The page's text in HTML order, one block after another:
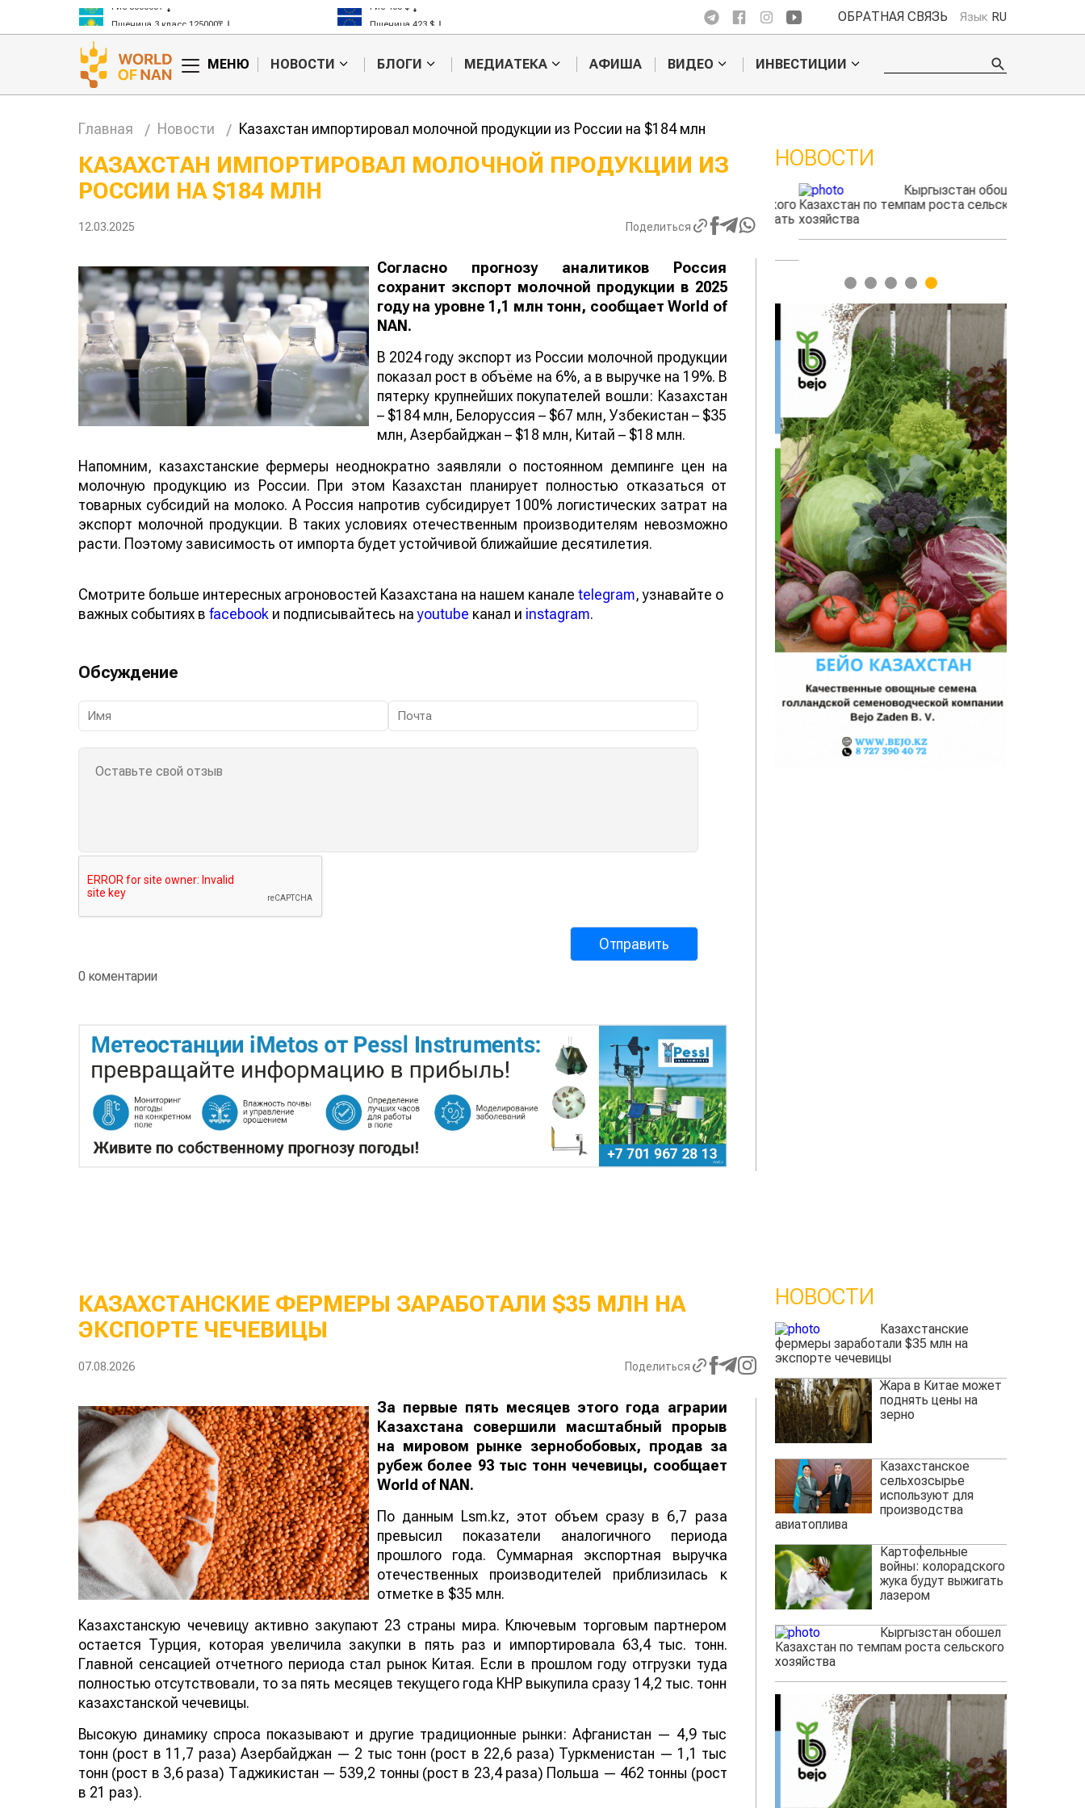
Пшеница 3 класс 125000₸
Пшеница 423 $
ОБРАТНАЯ СВЯЗЬ Язык RU
МЕНЮ НОВОСТИ БЛОГИ МЕДИАТЕКА АФИША ВИДЕО ИНВЕСТИЦИИ
Главная Новости Казахстан импортировал молочной продукции из России на $184 млн
КАЗАХСТАН ИМПОРТИРОВАЛ МОЛОЧНОЙ ПРОДУКЦИИ ИЗ
РОССИИ НА $184 МЛН
12.03.2025 Поделиться
Согласно прогнозу аналитиков Россия
сохранит экспорт молочной продукции в 2025
году на уровне 1,1 млн тонн, сообщаетWorld of
NAN.
В 2024 году экспорт из России молочной продукции
показал рост в объёме на 6%, а в выручке на 19%. В
пятерку крупнейших покупателей вошли: Казахстан
– $184 млн, Белоруссия – $67 млн, Узбекистан – $35
млн, Азербайджан – $18 млн, Китай – $18 млн.
Напомним, казахстанские фермеры неоднократно заявляли о постоянном демпинге цен на
молочную продукцию из России. При этом Казахстан планирует полностью отказаться от
товарных субсидий на молоко. А Россия напротив субсидирует 100% логистических затрат на
экспорт молочной продукции. В таких условиях отечественным производителям невозможно
расти. Поэтому зависимость от импорта будет устойчивой ближайшие десятилетия.
Смотрите больше интересных агроновостей Казахстана на нашем канале telegram, узнавайте о
важных событиях в facebook и подписывайтесь наyoutube канал и instagram.
Обсуждение
0 коментарии
НОВОСТИ
Жара в Китае может
поднять цены на
жука будут выжигать
лазером
Кыргызстан обошел
Казахстан по темпам роста сельского
хозяйства
1 2 3 4 5
КАЗАХСТАНСКИЕ ФЕРМЕРЫ ЗАРАБОТАЛИ $35 МЛН НА
ЭКСПОРТЕ ЧЕЧЕВИЦЫ
07.08.2026 Поделиться
За первые пять месяцев этого года аграрии
Казахстана совершили масштабный прорыв
на мировом рынке зернобобовых, продав за
рубеж более 93 тыс тонн чечевицы, сообщает
World of NAN .
По данным Lsm.kz, этот объем сразу в 6,7 раза
превысил показатели аналогичного периода
прошлого года. Суммарная экспортная выручка
отечественных производителей приблизилась к
отметке в $35 млн.
Казахстанскую чечевицу активно закупают 23 страны мира. Ключевым торговым партнером
остается Турция, которая увеличила закупки в пять раз и импортировала 63,4 тыс. тонн.
Главной сенсацией отчетного периода стал рынок Китая. Если в прошлом году отгрузки туда
полностью отсутствовали, то за пять месяцев текущего года КНР выкупила сразу 14,2 тыс. тонн
казахстанской чечевицы.
Высокую динамику спроса показывают и другие традиционные рынки: Афганистан — 4,9 тыс
тонн (рост в 11,7 раза) Азербайджан — 2 тыс тонн (рост в 22,6 раза) Туркменистан — 1,1 тыс
тонн (рост в 3,6 раза) Таджикистан — 539,2 тонны (рост в 23,4 раза) Польша — 462 тонны (рост
в 21 раз).
НОВОСТИ
Казахстанские
фермеры заработали $35 млн на
экспорте чечевицы
Жара в Китае может
поднять цены на
зерно
Казахстанское
сельхозсырье
используют для
производства
авиатоплива
Картофельные
войны: колорадского
жука будут выжигать
лазером
Кыргызстан обошел
Казахстан по темпам роста сельского
хозяйства